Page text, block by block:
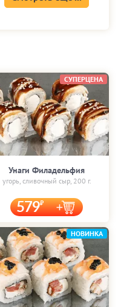
Унаги Филадельфия
угорь, сливочный сыр, 200 г.
579
СУПЕРЦЕНА
НОВИНКА